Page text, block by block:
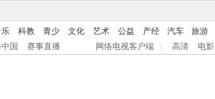
科教 青少 文化 艺术 公益 产经 汽车 旅游
国 赛事直播 网络电视客户端 高清 电影